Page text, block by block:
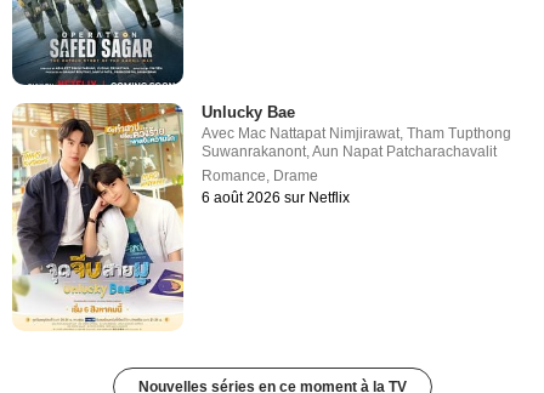
Unlucky Bae
Avec Mac Nattapat Nimjirawat,Tham Tupthong
Suwanrakanont,Aun Napat Patcharachavalit
Romance, Drame
6 août 2026 sur Netflix
Nouvelles séries en ce moment à la TV